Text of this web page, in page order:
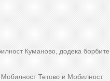
Куманово, додека борбите
Тетово и Мобилност